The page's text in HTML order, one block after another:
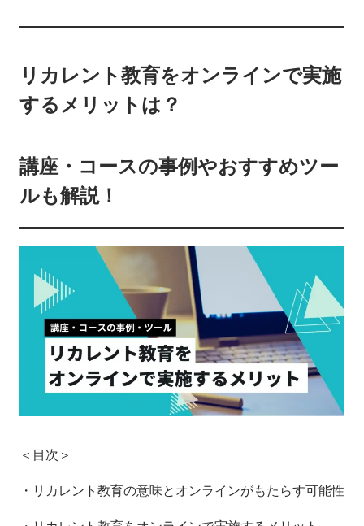
リカレント教育をオンラインで実施
するメリットは？
講座・コースの事例やおすすめツー
ルも解説！
＜目次＞
・リカレント教育の意味とオンラインがもたらす可能性